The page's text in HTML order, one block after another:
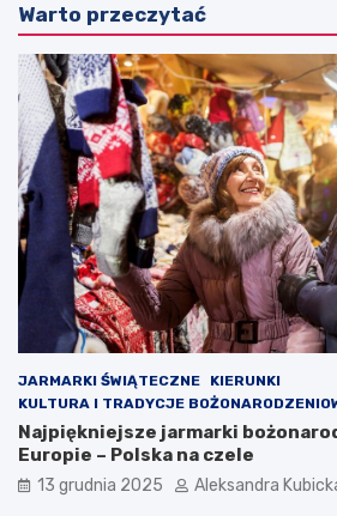
Warto przeczytać
JARMARKI ŚWIĄTECZNE
KIERUNKI
KULTURA I TRADYCJE
Najpiękniejsze jarmarki
Europie – Polska na czele
13 grudnia 2025 Aleksandra